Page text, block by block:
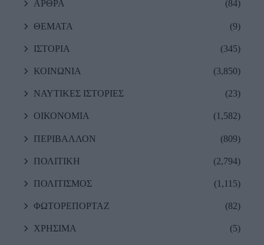
ΑΡΘΡΑ (84)
ΘΕΜΑΤΑ (9)
ΙΣΤΟΡΙΑ (345)
ΚΟΙΝΩΝΙΑ (3,850)
ΝΑΥΤΙΚΕΣ ΙΣΤΟΡΙΕΣ (23)
ΟΙΚΟΝΟΜΙΑ (1,582)
ΠΕΡΙΒΑΛΛΟΝ (809)
ΠΟΛΙΤΙΚΗ (2,794)
ΠΟΛΙΤΙΣΜΟΣ (1,115)
ΦΩΤΟΡΕΠΟΡΤΑΖ (82)
ΧΡΗΣΙΜΑ (5)